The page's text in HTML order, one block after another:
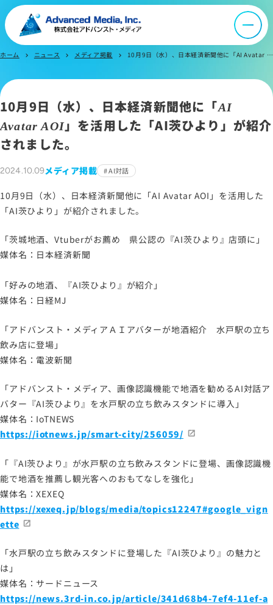
オウンドメディア
採用情報
IR情報
よくあるご質問
お問い合わせ
サイトマップ
サイトのご利用について
プライバシーポリシー
情報セキュリティポリシー
メールマガジン
ホーム chevron_right ニュース chevron_right メディア掲載 chevron_right 10月9日（水）、日本経済新聞他に「AI Avatar AOI」を活用した「AI茨ひより」が紹介されました。
10月9日（水）、日本経済新聞他に「AI
Avatar AOI」を活用した「AI茨ひより」が紹介
されました。
2024.10.09メディア掲載 AI対話
10月9日（水）、日本経済新聞他に「AI Avatar AOI」を活用した
「AI茨ひより」が紹介されました。
「茨城地酒、Vtuberがお薦め 県公認の『AI茨ひより』店頭に」
媒体名：日本経済新聞
「好みの地酒、『AI茨ひより』が紹介」
媒体名：日経MJ
「アドバンスト・メディアＡＩアバターが地酒紹介 水戸駅の立ち
飲み店に登場」
媒体名：電波新聞
「アドバンスト・メディア、画像認識機能で地酒を勧めるAI対話ア
バター『AI茨ひより』を水戸駅の立ち飲みスタンドに導入」
媒体名：IoTNEWS
https://iotnews.jp/smart-city/256059/
「『AI茨ひより』が水戸駅の立ち飲みスタンドに登場、画像認識機
能で地酒を推薦し観光客へのおもてなしを強化」
媒体名：XEXEQ
https://xexeq.jp/blogs/media/topics12247#google_vign
ette
「水戸駅の立ち飲みスタンドに登場した『AI茨ひより』の魅力と
は」
媒体名：サードニュース
https://news.3rd-in.co.jp/article/341d68b4-7ef4-11ef-a